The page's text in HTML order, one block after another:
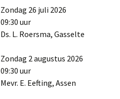
Zondag 26 juli 2026
09:30 uur
Ds. L. Roersma, Gasselte
Zondag 2 augustus 2026
09:30 uur
Mevr. E. Eefting, Assen